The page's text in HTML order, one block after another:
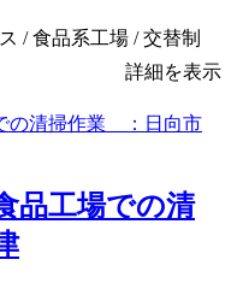
/ 食品系工場 / 交替制
詳細を表示
品工場での清